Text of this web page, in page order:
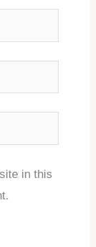
in this